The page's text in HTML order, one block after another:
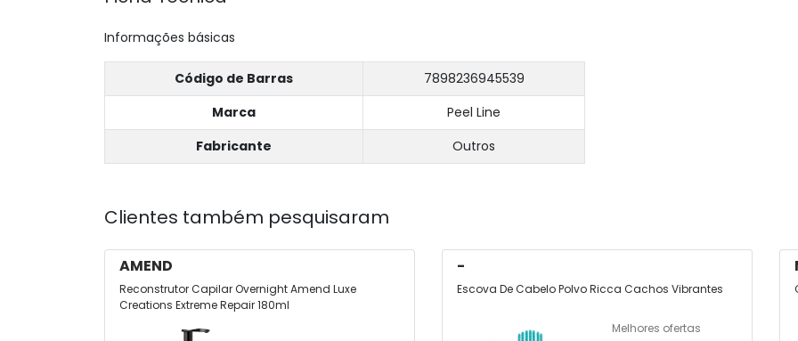
Informações básicas
Código de Barras
7898236945539
Marca
Peel Line
Fabricante
Outros
Clientes também pesquisaram
AMEND
Reconstrutor Capilar Overnight Amend Luxe
Creations Extreme Repair 180ml
-
Escova De Cabelo Polvo Ricca Cachos Vibrantes
Melhores ofertas